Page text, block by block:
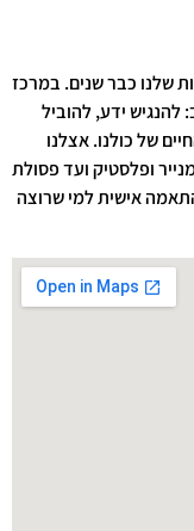
שלנו כבר שנים. במרכז
ידע, להוביל
של כולנו. אצלנו
ופלסטיק ועד פסולת
אישית למי שרוצה